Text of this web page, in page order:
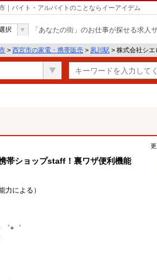
｜バイト・アルバイトのことならイーアイデム
択 「あなたの街」のお仕事が探せる求人
> 西宮市の家電・携帯販売 > 夙川駅 > 株式会社シ
帯ショップstaff！裏ワザ便利機能
による）
゜+゜